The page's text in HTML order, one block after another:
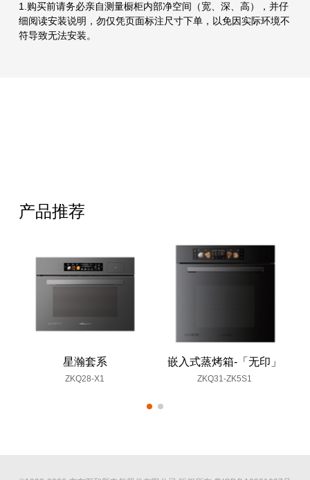
1.购买前请务必亲自测量橱柜内部净空间（宽、深、高），并仔
细阅读安装说明，勿仅凭页面标注尺寸下单，以免因实际环境不
符导致无法安装。
产品推荐
星瀚套系
ZKQ28-X1
嵌入式蒸烤箱-「无印」
ZKQ31-ZK5S1